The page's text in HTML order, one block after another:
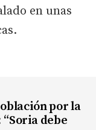
en unas
por la
debe